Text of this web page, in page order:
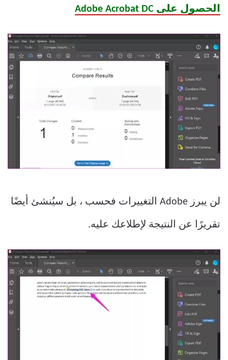
الحصول على Adobe Acrobat DC
لن يبرز Adobe التغييرات فحسب ، بل سيُنشئ أيضًا
تقريرًا عن النتيجة لإطلاعك عليه.